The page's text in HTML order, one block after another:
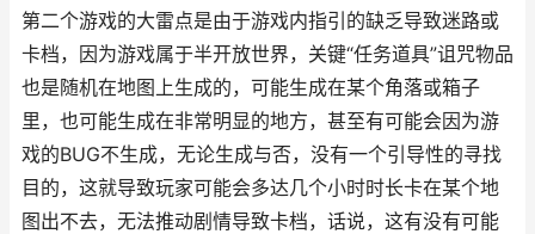
第二个游戏的大雷点是由于游戏内指引的缺乏导致迷路或
卡档，因为游戏属于半开放世界，关键“任务道具”诅咒物品
也是随机在地图上生成的，可能生成在某个角落或箱子
里，也可能生成在非常明显的地方，甚至有可能会因为游
戏的BUG不生成，无论生成与否，没有一个引导性的寻找
目的，这就导致玩家可能会多达几个小时时长卡在某个地
图出不去，无法推动剧情导致卡档，话说，这有没有可能